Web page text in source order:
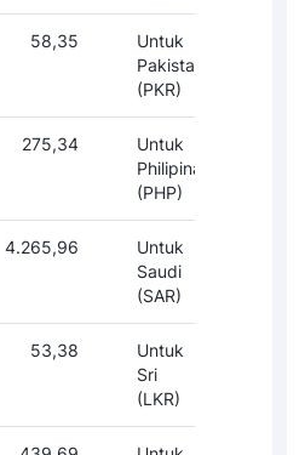
58,35
Untuk Rupee
Pakistan
(PKR)
275,34
Untuk Peso
Philipina
(PHP)
4.265,96
Untuk Riyal
Saudi Arabia
(SAR)
53,38
Untuk Rupee
Sri Lanka
(LKR)